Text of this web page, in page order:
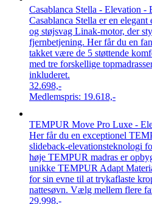
Casablanca Stella - Elevation -
Casablanca Stella er en
og støjsvag Linak-motor, der
fjernbetjening. Her får du en
takket være de 5 støttende
med tre forskellige
inkluderet.
32.698,-
Medlemspris: 19.618,-
TEMPUR Move Pro Luxe -
Her får du en exceptionel
slideback-elevationsteknologi
høje TEMPUR madras er
unikke TEMPUR Adapt
for sin evne til at trykaflaste
nattesøvn. Vælg mellem flere
29.998,-